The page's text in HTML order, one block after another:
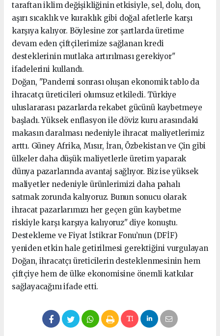
taraftan iklim değişikliğinin etkisiyle, sel, dolu, don,
aşırı sıcaklık ve kuraklık gibi doğal afetlerle karşı
karşıya kalıyor. Böylesine zor şartlarda üretime
devam eden çiftçilerimize sağlanan kredi
desteklerinin mutlaka artırılması gerekiyor"
ifadelerini kullandı.
Doğan, "Pandemi sonrası oluşan ekonomik tablo da
ihracatçı üreticileri olumsuz etkiledi. Türkiye
uluslararası pazarlarda rekabet gücünü kaybetmeye
başladı. Yüksek enflasyon ile döviz kuru arasındaki
makasın daralması nedeniyle ihracat maliyetlerimiz
arttı. Güney Afrika, Mısır, İran, Özbekistan ve Çin gibi
ülkeler daha düşük maliyetlerle üretim yaparak
dünya pazarlarında avantaj sağlıyor. Biz ise yüksek
maliyetler nedeniyle ürünlerimizi daha pahalı
satmak zorunda kalıyoruz. Bunun sonucu olarak
ihracat pazarlarımızı her geçen gün kaybetme
riskiyle karşı karşıya kalıyoruz" diye konuştu.
Destekleme ve Fiyat İstikrar Fonu’nun (DFİF)
yeniden etkin hale getirilmesi gerektiğini vurgulayan
Doğan, ihracatçı üreticilerin desteklenmesinin hem
çiftçiye hem de ülke ekonomisine önemli katkılar
sağlayacağını ifade etti.